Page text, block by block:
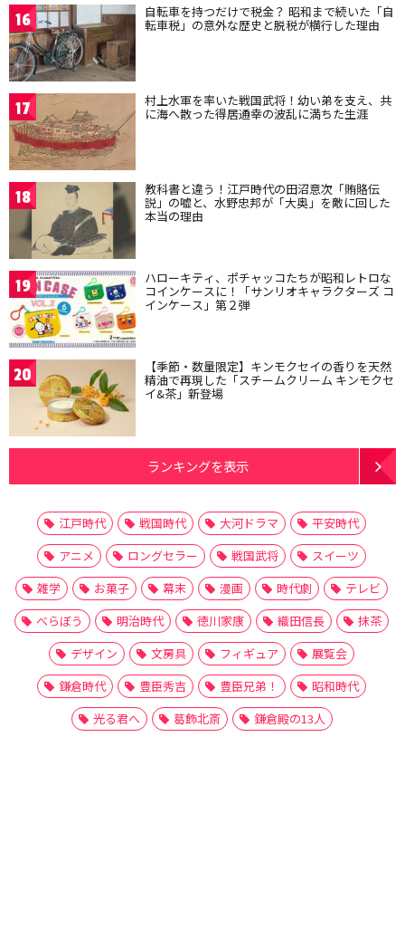
16 自転車を持つだけで税金？ 昭和まで続いた「自
転車税」の意外な歴史と脱税が横行した理由
17 村上水軍を率いた戦国武将！幼い弟を支え、共
に海へ散った得居通幸の波乱に満ちた生涯
18 教科書と違う！江戸時代の田沼意次「賄賂伝
説」の嘘と、水野忠邦が「大奥」を敵に回した
本当の理由
19 ハローキティ、ポチャッコたちが昭和レトロな
コインケースに！「サンリオキャラクターズ コ
インケース」第２弾
20 【季節・数量限定】キンモクセイの香りを天然
精油で再現した「スチームクリーム キンモクセ
イ&茶」新登場
ランキングを表示
江戸時代 戦国時代 大河ドラマ
平安時代
アニメ
ロングセラー 戦国武将
スイーツ
雑学
お菓子 幕末 漫画 時代劇
テレビ
べらぼう
明治時代 徳川家康 織田信長
抹茶
デザイン
文房具 フィギュア
展覧会
鎌倉時代
豊臣秀吉 豊臣兄弟！
昭和時代
光る君へ
葛飾北斎 鎌倉殿の13人